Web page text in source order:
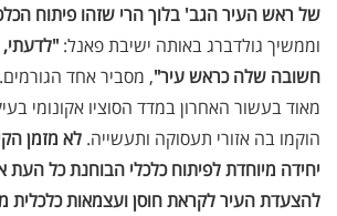
של ראש העיר הגב' בלוך הרי שזהו פיתוח
וממשיך גולדברג באותה ישיבת פאנל:
חשובה שלה כראש עיר", מסביר אחד
מאוד בעשור האחרון במדד הסוציו אקונומי
הוקמו בה אזורי תעסוקה ותעשייה. לא מזמן
יחידה מיוחדת לפיתוח כלכלי הבוחנת כל העת
להצעדת העיר לקראת חוסן ועצמאות כלכלית